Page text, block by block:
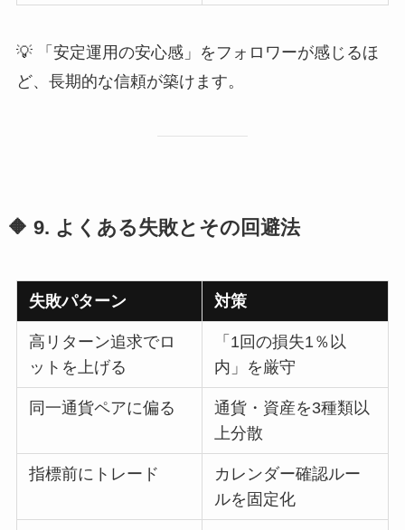
💡 「安定運用の安心感」をフォロワーが感じるほ
ど、長期的な信頼が築けます。
🔶 9. よくある失敗とその回避法
失敗パターン 対策
高リターン追求でロ
ットを上げる
「1回の損失1％以
内」を厳守
同一通貨ペアに偏る
通貨・資産を3種類以
上分散
指標前にトレード
カレンダー確認ルー
ルを固定化